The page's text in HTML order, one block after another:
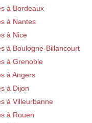
à Bordeaux
à Nantes
à Nice
à Boulogne-Billancourt
à Grenoble
à Angers
à Dijon
à Villeurbanne
à Rouen